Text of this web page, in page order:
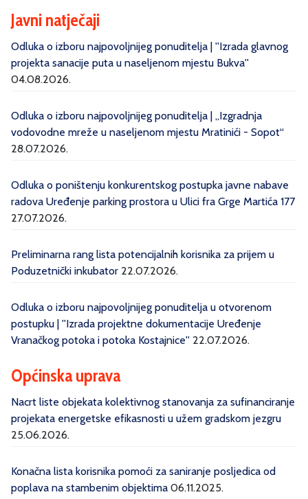
Javni natječaji
Odluka o izboru najpovoljnijeg ponuditelja | ''Izrada glavnog
projekta sanacije puta u naseljenom mjestu Bukva''
04.08.2026.
Odluka o izboru najpovoljnijeg ponuditelja | „Izgradnja
vodovodne mreže u naseljenom mjestu Mratinići - Sopot“
28.07.2026.
Odluka o poništenju konkurentskog postupka javne nabave
radova Uređenje parking prostora u Ulici fra Grge Martića 177
27.07.2026.
Preliminarna rang lista potencijalnih korisnika za prijem u
Poduzetnički inkubator 22.07.2026.
Odluka o izboru najpovoljnijeg ponuditelja u otvorenom
postupku | ''Izrada projektne dokumentacije Uređenje
Vranačkog potoka i potoka Kostajnice'' 22.07.2026.
Općinska uprava
Nacrt liste objekata kolektivnog stanovanja za sufinanciranje
projekata energetske efikasnosti u užem gradskom jezgru
25.06.2026.
Konačna lista korisnika pomoći za saniranje posljedica od
poplava na stambenim objektima 06.11.2025.